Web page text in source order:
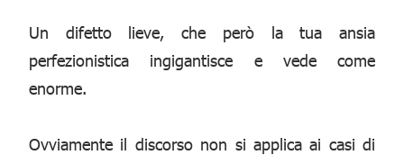
Un difetto lieve, che però la tua ansia
perfezionistica ingigantisce e vede come
enorme.
Ovviamente il discorso non si applica ai casi di